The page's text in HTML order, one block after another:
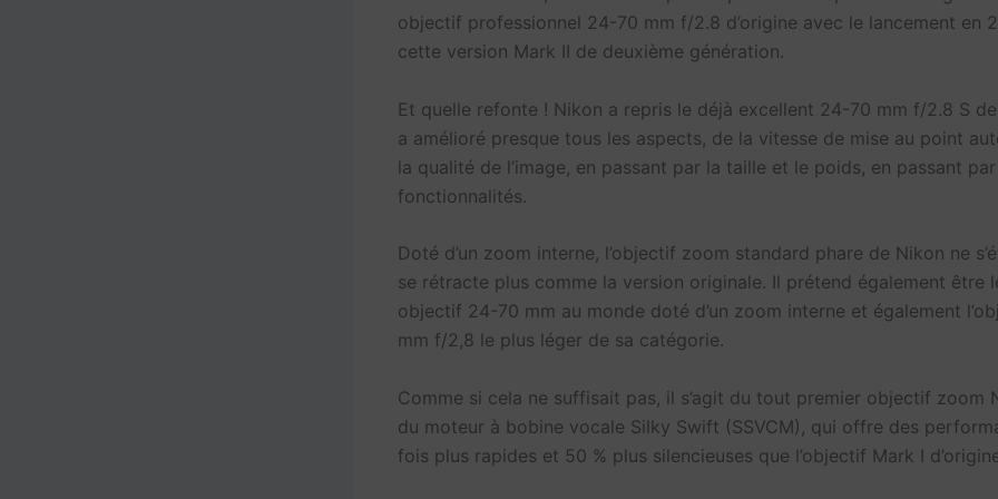
objectif professionnel 24-70 mm f/2.8 d’origine avec le lancement en
cette version Mark II de deuxième génération.
Et quelle refonte ! Nikon a repris le déjà excellent 24-70 mm f/2.8 S
a amélioré presque tous les aspects, de la vitesse de mise au point
la qualité de l’image, en passant par la taille et le poids, en passant
fonctionnalités.
Doté d’un zoom interne, l’objectif zoom standard phare de Nikon ne
se rétracte plus comme la version originale. Il prétend également être
objectif 24-70 mm au monde doté d’un zoom interne et également
mm f/2,8 le plus léger de sa catégorie.
Comme si cela ne suffisait pas, il s’agit du tout premier objectif zoom
du moteur à bobine vocale Silky Swift (SSVCM), qui offre des
fois plus rapides et 50 % plus silencieuses que l’objectif Mark I